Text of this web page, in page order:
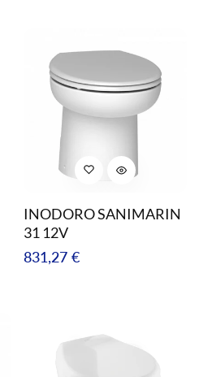
INODORO SANIMARIN
31 12V
Precio
831,27 €